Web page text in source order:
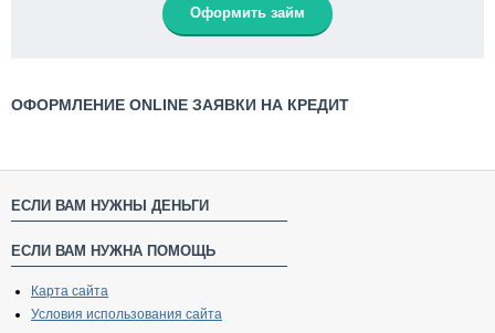
Оформить займ
ОФОРМЛЕНИЕ ONLINE ЗАЯВКИ НА КРЕДИТ
ЕСЛИ ВАМ НУЖНЫ ДЕНЬГИ
ЕСЛИ ВАМ НУЖНА ПОМОЩЬ
Карта сайта
Условия использования сайта